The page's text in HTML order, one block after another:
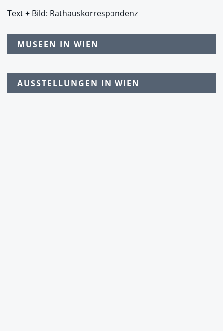
Text + Bild: Rathauskorrespondenz
MUSEEN IN WIEN
AUSSTELLUNGEN IN WIEN